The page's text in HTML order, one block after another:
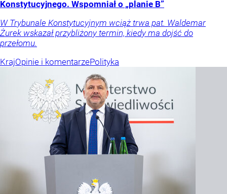
Konstytucyjnego. Wspomniał o „planie B”
W Trybunale Konstytucyjnym wciąż trwa pat. Waldemar
Żurek wskazał przybliżony termin, kiedy ma dojść do
przełomu.
KrajOpinie i komentarzePolityka